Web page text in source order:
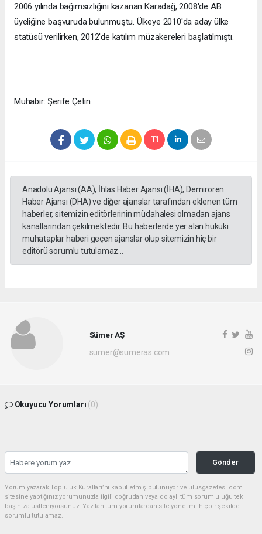
2006 yılında bağımsızlığını kazanan Karadağ, 2008'de AB
üyeliğine başvuruda bulunmuştu. Ülkeye 2010'da aday ülke
statüsü verilirken, 2012'de katılım müzakereleri başlatılmıştı.
Muhabir: Şerife Çetin
Anadolu Ajansı (AA), İhlas Haber Ajansı (İHA), Demirören
Haber Ajansı (DHA) ve diğer ajanslar tarafından eklenen tüm
haberler, sitemizin editörlerinin müdahalesi olmadan ajans
kanallarından çekilmektedir. Bu haberlerde yer alan hukuki
muhataplar haberi geçen ajanslar olup sitemizin hiç bir
editörü sorumlu tutulamaz...
Sümer AŞ
sumer@sumeras.com
Okuyucu Yorumları (0)
Gönder
Yorum yazarak Topluluk Kuralları’nı kabul etmiş bulunuyor ve ulusgazetesi.com
sitesine yaptığınız yorumunuzla ilgili doğrudan veya dolaylı tüm sorumluluğu tek
başınıza üstleniyorsunuz. Yazılan tüm yorumlardan site yönetimi hiçbir şekilde
sorumlu tutulamaz.